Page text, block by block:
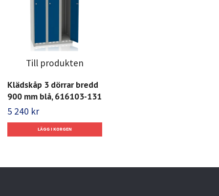
Till produkten
Klädskåp 3 dörrar bredd
900 mm blå, 616103-131
5 240 kr